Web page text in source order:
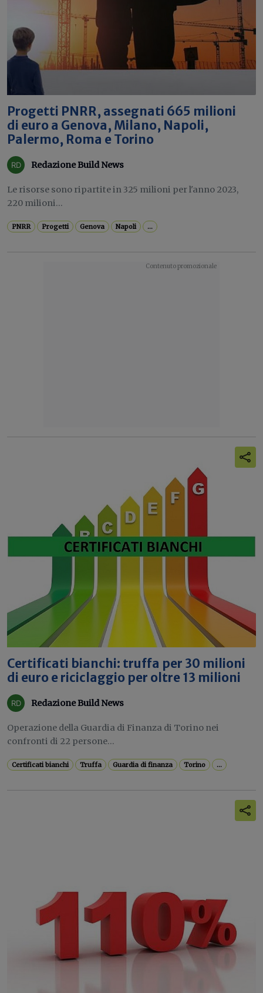
Progetti PNRR, assegnati 665 milioni
di euro a Genova, Milano, Napoli,
Palermo, Roma e Torino
Redazione Build News
Le risorse sono ripartite in 325 milioni per l'anno 2023,
220 milioni...
PNRR Progetti Genova Napoli ...
Certificati bianchi: truffa per 30 milioni
di euro e riciclaggio per oltre 13 milioni
Redazione Build News
Operazione della Guardia di Finanza di Torino nei
confronti di 22 persone...
Certificati bianchi Truffa Guardia di finanza Torino ...